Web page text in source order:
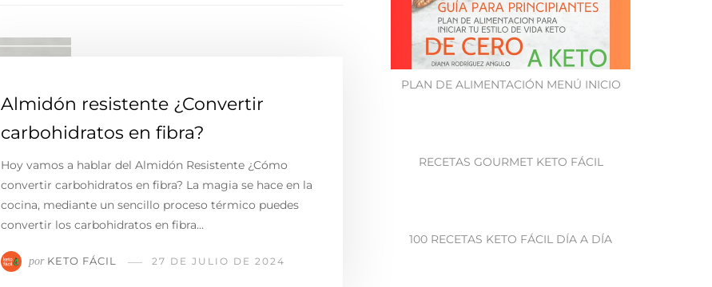
Almidón resistente ¿Convertir
carbohidratos en fibra?
Hoy vamos a hablar del Almidón Resistente ¿Cómo
convertir carbohidratos en fibra? La magia se hace en la
cocina, mediante un sencillo proceso térmico puedes
convertir los carbohidratos en fibra…
por KETO FÁCIL 27 DE JULIO DE 2024
PLAN DE ALIMENTACIÓN MENÚ INICIO
RECETAS GOURMET KETO FÁCIL
100 RECETAS KETO FÁCIL DÍA A DÍA